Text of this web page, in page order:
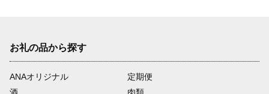
お礼の品から探す
ANAオリジナル
定期便